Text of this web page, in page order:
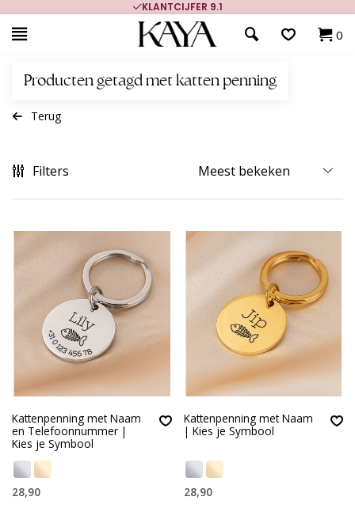
KLANTCIJFER 9.1
0
Producten getagd met katten penning
Terug
Filters
Kattenpenning met Naam
en Telefoonnummer |
Kies je Symbool
28,90
Kattenpenning met Naam
| Kies je Symbool
28,90